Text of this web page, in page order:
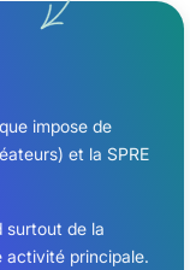
impose de
et la SPRE
surtout de la
principale.